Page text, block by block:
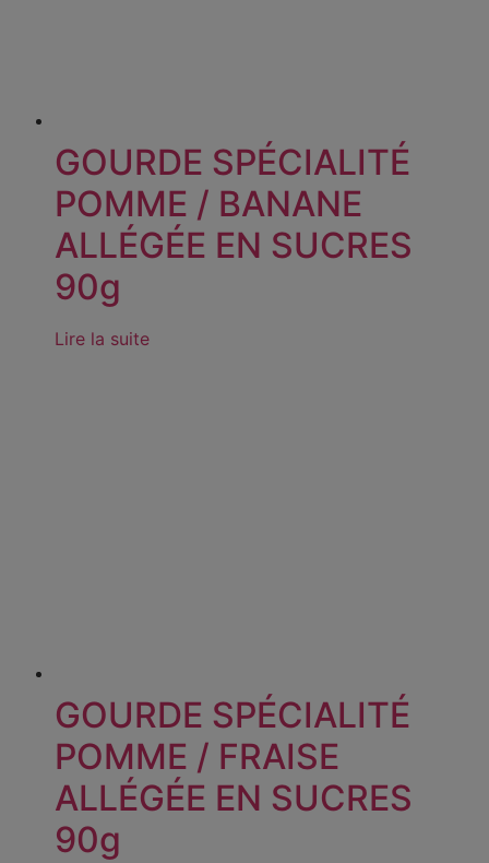
GOURDE SPÉCIALITÉ
POMME / BANANE
ALLÉGÉE EN SUCRES
90g
Lire la suite
GOURDE SPÉCIALITÉ
POMME / FRAISE
ALLÉGÉE EN SUCRES
90g